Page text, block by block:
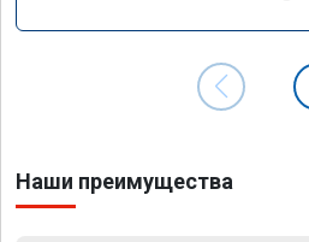
Наши преимущества